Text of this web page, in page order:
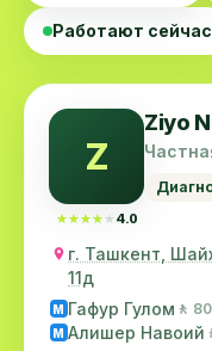
Работают сейчас
Z
★★★★★
★★★★★ 4.0
Ziyo
г. Ташкент,
11д
M Гафур Гулом 🚶
M Алишер Навоий